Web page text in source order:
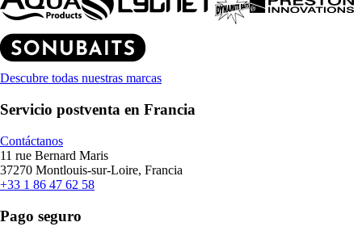
Descubre todas nuestras marcas
Servicio postventa en Francia
Contáctanos
11 rue Bernard Maris
37270 Montlouis-sur-Loire, Francia
+33 1 86 47 62 58
Pago seguro